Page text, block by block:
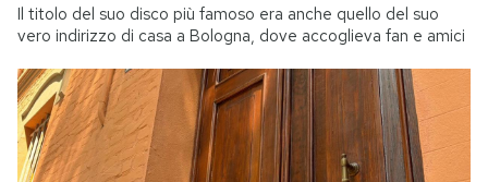
Il titolo del suo disco più famoso era anche quello del suo
vero indirizzo di casa a Bologna, dove accoglieva fan e amici